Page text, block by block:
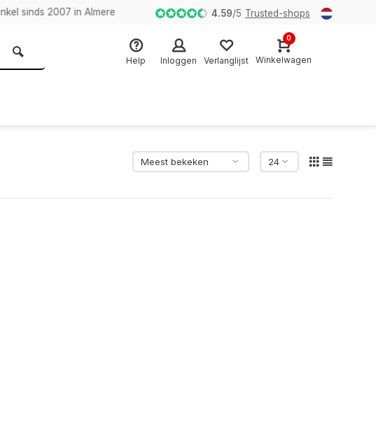
sinds 2007 in Almere 4.59/5 Trusted-shops
Help Inloggen Verlanglijst
0
Winkelwagen